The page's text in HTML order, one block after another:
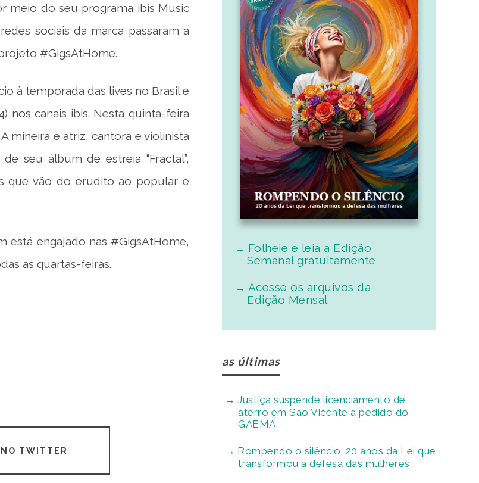
meio do seu programa ibis Music
sociais da marca passaram a
#GigsAtHome.
à temporada das lives no Brasil e
nos canais ibis. Nesta quinta-feira
mineira é atriz, cantora e violinista
seu álbum de estreia “Fractal”,
que vão do erudito ao popular e
está engajado nas #GigsAtHome,
as quartas-feiras.
TWITTER
Folheie e leia a Edição
Semanal gratuitamente
Acesse os arquivos da
Edição Mensal
as últimas
Justiça suspende licenciamento de
aterro em São Vicente a pedido do
GAEMA
Rompendo o silêncio: 20 anos da Lei que
transformou a defesa das mulheres